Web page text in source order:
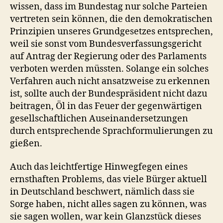
wissen, dass im Bundestag nur solche Parteien
vertreten sein können, die den demokratischen
Prinzipien unseres Grundgesetzes entsprechen,
weil sie sonst vom Bundesverfassungsgericht
auf Antrag der Regierung oder des Parlaments
verboten werden müssten. Solange ein solches
Verfahren auch nicht ansatzweise zu erkennen
ist, sollte auch der Bundespräsident nicht dazu
beitragen, Öl in das Feuer der gegenwärtigen
gesellschaftlichen Auseinandersetzungen
durch entsprechende Sprachformulierungen zu
gießen.
Auch das leichtfertige Hinwegfegen eines
ernsthaften Problems, das viele Bürger aktuell
in Deutschland beschwert, nämlich dass sie
Sorge haben, nicht alles sagen zu können, was
sie sagen wollen, war kein Glanzstück dieses